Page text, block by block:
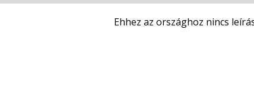
Ehhez az országhoz nincs